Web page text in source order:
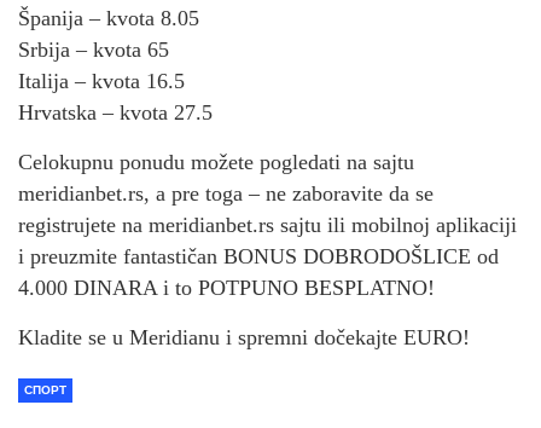
Španija – kvota 8.05
Srbija – kvota 65
Italija – kvota 16.5
Hrvatska – kvota 27.5
Celokupnu ponudu možete pogledati na sajtu
meridianbet.rs, a pre toga – ne zaboravite da se
registrujete na meridianbet.rs sajtu ili mobilnoj aplikaciji
i preuzmite fantastičan BONUS DOBRODOŠLICE od
4.000 DINARA i to POTPUNO BESPLATNO!
Kladite se u Meridianu i spremni dočekajte EURO!
СПОРТ